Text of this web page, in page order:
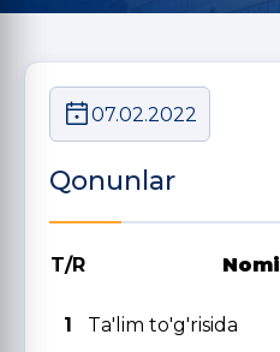
07.02.2022
Qonunlar
T/R Nomi
1
Ta'lim to'g'risida